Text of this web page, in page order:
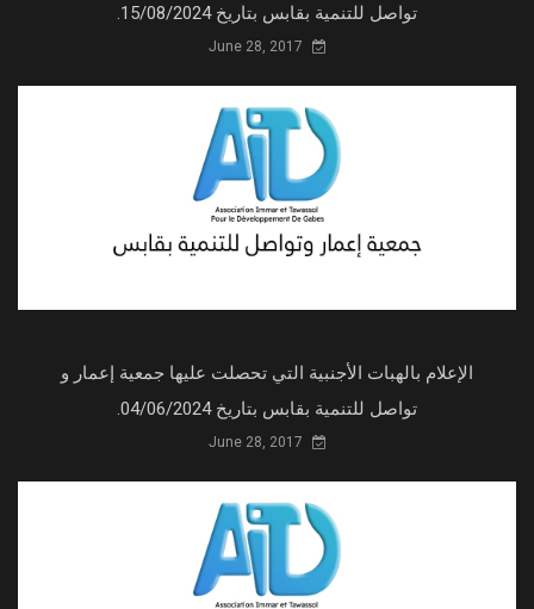
تواصل للتنمية بقابس بتاريخ 15/08/2024.
الإعلام بالهبات الأجنبية التي تحصلت عليها جمعية إعمار و
تواصل للتنمية بقابس بتاريخ 04/06/2024.